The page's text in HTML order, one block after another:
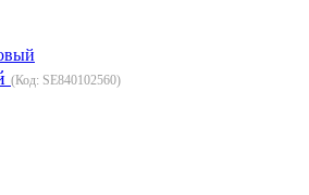
(Код: SE840102560)